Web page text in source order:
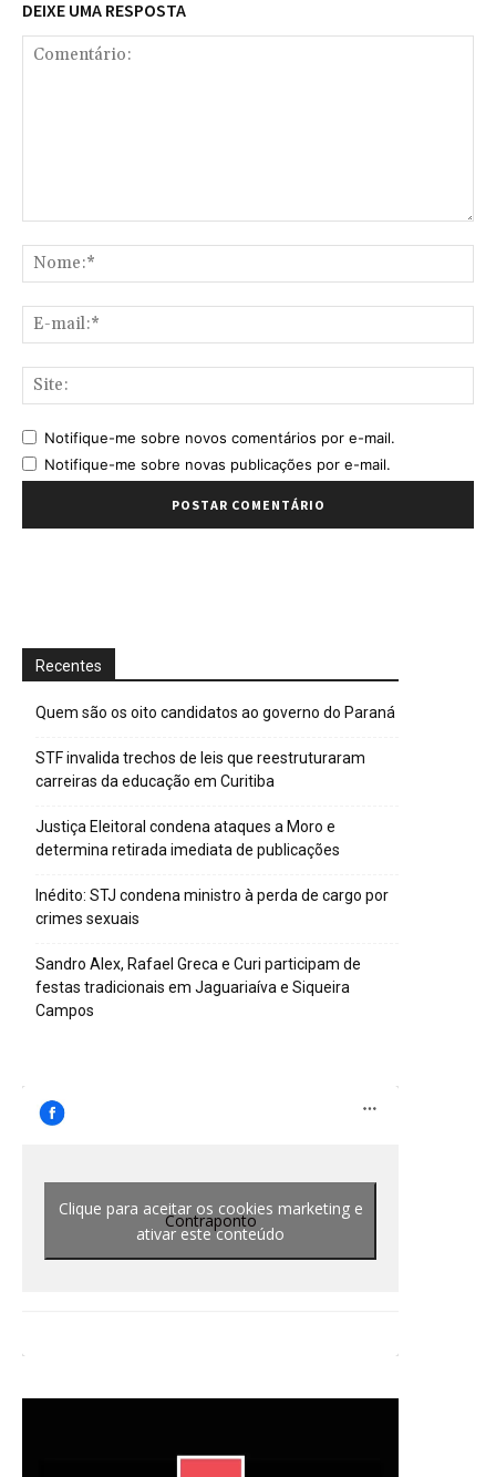
DEIXE UMA RESPOSTA
Notifique-me sobre novos comentários por e-mail.
Notifique-me sobre novas publicações por e-mail.
Recentes
Quem são os oito candidatos ao governo do Paraná
STF invalida trechos de leis que reestruturaram
carreiras da educação em Curitiba
Justiça Eleitoral condena ataques a Moro e
determina retirada imediata de publicações
Inédito: STJ condena ministro à perda de cargo por
crimes sexuais
Sandro Alex, Rafael Greca e Curi participam de
festas tradicionais em Jaguariaíva e Siqueira
Campos
Contraponto
Clique para aceitar os cookies marketing e
ativar este conteúdo